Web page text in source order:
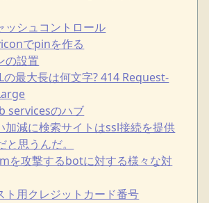
ッシュコントロール
でpinを作る
の設置
の最大長は何文字? 414 Request-
servicesのハブ
加減に検索サイトはssl接続を提供
と思うんだ。
を攻撃するbotに対する様々な対
ト用クレジットカード番号